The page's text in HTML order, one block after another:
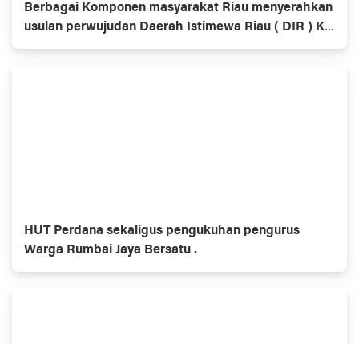
Berbagai Komponen masyarakat Riau menyerahkan
usulan perwujudan Daerah Istimewa Riau ( DIR ) Ke
Dewan Perwakilan Rakyat ( DPR ) dan Dewan
HUT Perdana sekaligus pengukuhan pengurus
Warga Rumbai Jaya Bersatu .